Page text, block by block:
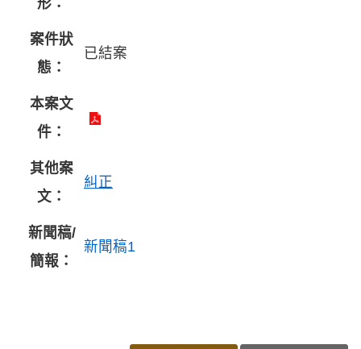
形：
案件狀
態：
已結案
本案文
件：
其他案
文：
糾正
新聞稿/
簡報：
新聞稿1